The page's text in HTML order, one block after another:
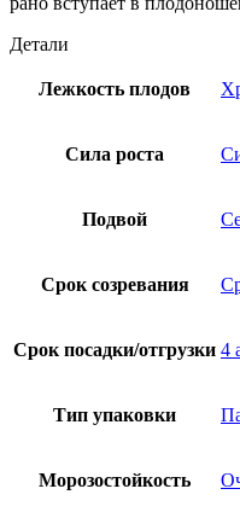
Детали
Лежкость плодов
Сила роста
Подвой
Срок созревания
Срок посадки/отгрузки 4
Тип упаковки
Морозостойкость